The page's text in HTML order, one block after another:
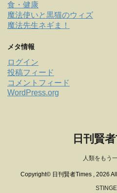
食・健康
魔法使いと黒猫のウィズ
魔法先生ネギま！
メタ情報
ログイン
投稿フィード
コメントフィード
WordPress.org
日刊賢
人類をもう
Copyright© 日刊賢者Times , 2026